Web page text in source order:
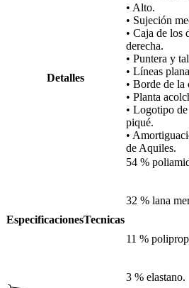
Detalles
• Alto.
• Sujeción
• Caja de los
derecha.
• Puntera y
• Líneas
• Borde de la
• Planta
• Logotipo
piqué.
•
de Aquiles.
EspecificacionesTecnicas
54 %
32 % lana
11 %
3 % elastano.